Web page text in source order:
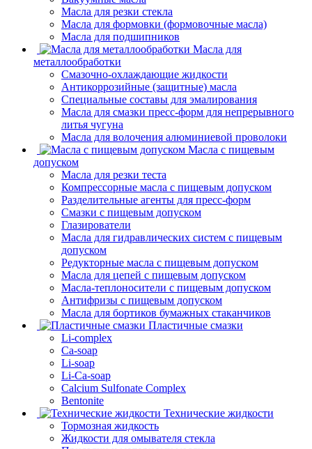
Масла для резки стекла
Масла для формовки (формовочные масла)
Масла для подшипников
Масла для
металлообработки
Смазочно-охлаждающие жидкости
Антикоррозийные (защитные) масла
Специальные составы для эмалирования
Масла для смазки пресс-форм для непрерывного
литья чугуна
Масла для волочения алюминиевой проволоки
Масла с пищевым
допуском
Масла для резки теста
Компрессорные масла с пищевым допуском
Разделительные агенты для пресс-форм
Смазки с пищевым допуском
Глазирователи
Масла для гидравлических систем с пищевым
допуском
Редукторные масла с пищевым допуском
Масла для цепей с пищевым допуском
Масла-теплоносители с пищевым допуском
Антифризы с пищевым допуском
Масла для бортиков бумажных стаканчиков
Пластичные смазки
Li-complex
Ca-soap
Li-soap
Li-Ca-soap
Calcium Sulfonate Complex
Bentonite
Технические жидкости
Тормозная жидкость
Жидкости для омывателя стекла